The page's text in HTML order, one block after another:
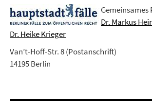
Gemeinsames
Dr. Markus
Dr. Heike Krieger
Van’t-Hoff-Str. 8 (Postanschrift)
14195 Berlin